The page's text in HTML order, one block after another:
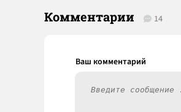
Комментарии 14